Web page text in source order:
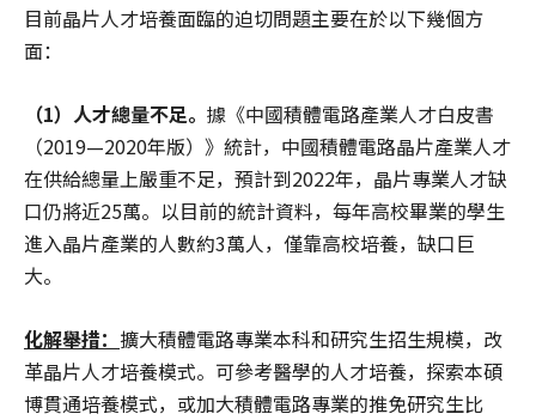
目前晶片人才培養面臨的迫切問題主要在於以下幾個方
面：
（1）人才總量不足。 據《中國積體電路產業人才白皮書
（2019—2020年版）》統計，中國積體電路晶片產業人才
在供給總量上嚴重不足，預計到2022年，晶片專業人才缺
口仍將近25萬。以目前的統計資料，每年高校畢業的學生
進入晶片產業的人數約3萬人，僅靠高校培養，缺口巨
大。
化解舉措： 擴大積體電路專業本科和研究生招生規模，改
革晶片人才培養模式。可參考醫學的人才培養，探索本碩
博貫通培養模式，或加大積體電路專業的推免研究生比